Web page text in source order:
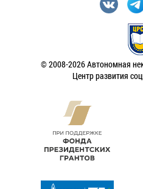
© 2008-2026 Автономная
Центр развития